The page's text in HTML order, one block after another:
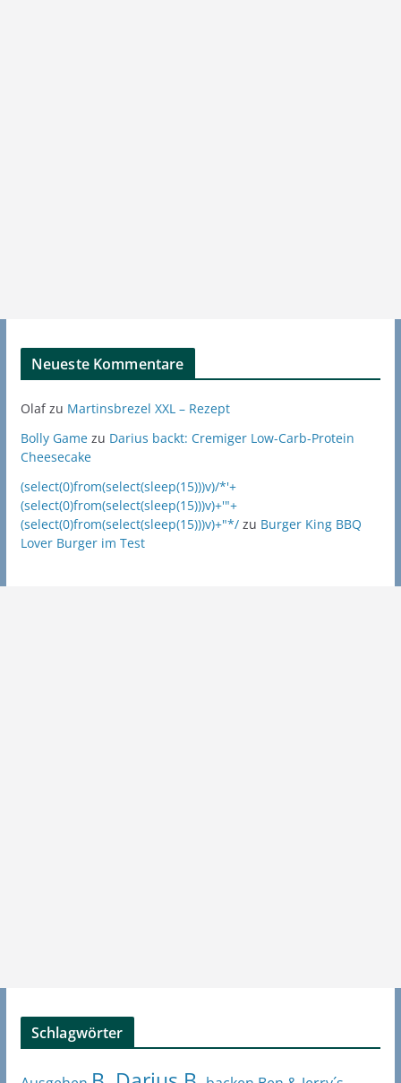
Neueste Kommentare
Olafzu Martinsbrezel XXL – Rezept
Bolly Gamezu Darius backt: Cremiger Low-Carb-Protein
Cheesecake
(select(0)from(select(sleep(15)))v)/*'+
(select(0)from(select(sleep(15)))v)+'"+
(select(0)from(select(sleep(15)))v)+"*/zu Burger King BBQ
Lover Burger im Test
Schlagwörter